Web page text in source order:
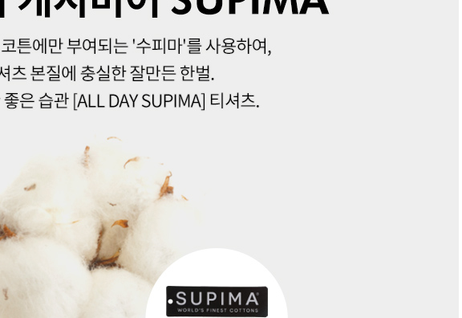
가능 쿠폰
5%
[8/7 남성패션 원데이] 5% 장바구니 쿠폰
~2026-08-07 23:59(D-0)
품이에요
어떠세요?